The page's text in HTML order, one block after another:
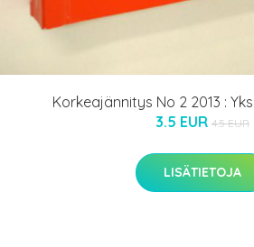
Korkeajännitys No 2 2013 :
3.5 EUR 4.5 EUR
LISÄTIETOJA